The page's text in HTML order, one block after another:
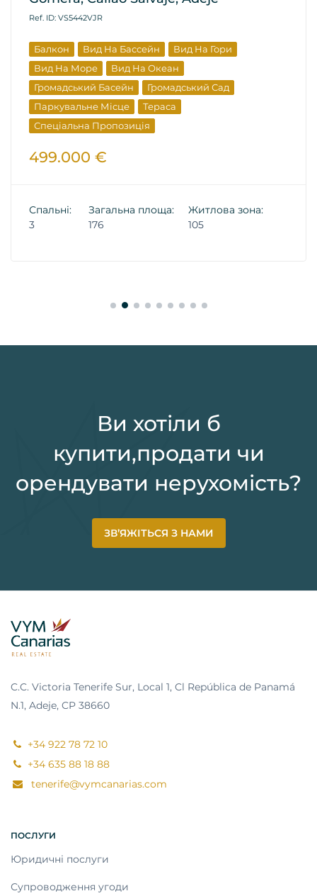
Ref. ID: VS5442VJR
Балкон Вид На Бассейн
Вид На Гори
Вид На Море
Вид На Океан
Громадський Басейн
Громадський Сад
Паркувальне Місце
Тераса
Спеціальна Пропозиція
499.000 €
Спальні:
3
Загальна площа:
176
Житлова зона:
105
Ви хотіли б
купити,продати чи
орендувати нерухомість?
ЗВ’ЯЖІТЬСЯ З НАМИ
C.C. Victoria Tenerife Sur, Local 1, Cl República de Panamá
N.1, Adeje, CP 38660
+34 922 78 72 10
+34 635 88 18 88
tenerife@vymcanarias.com
ПОСЛУГИ
Юридичні послуги
Супроводження угоди